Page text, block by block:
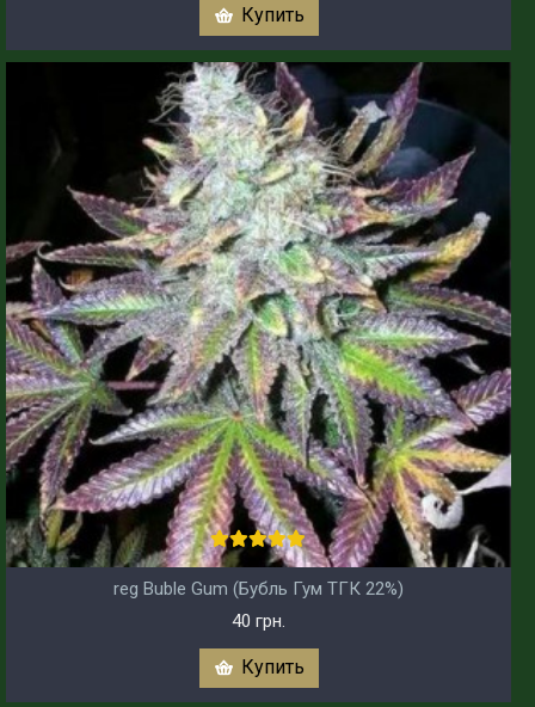
Купить
reg Buble Gum (Бубль Гум ТГК 22%)
40 грн.
Купить